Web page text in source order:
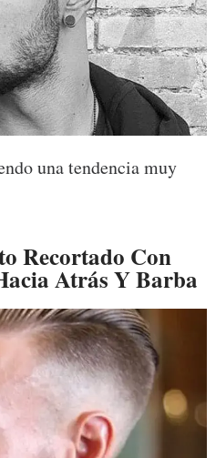
una tendencia muy
Recortado Con
Atrás Y Barba